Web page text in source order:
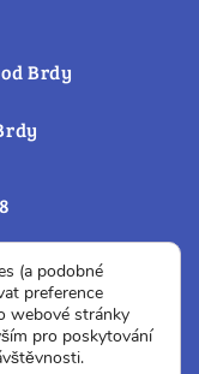
Brdy
(a podobné
preference
webové stránky
pro poskytování